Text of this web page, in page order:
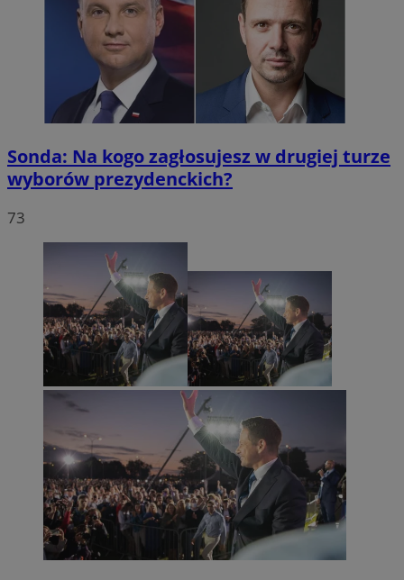
Sonda: Na kogo zagłosujesz w drugiej turze
wyborów prezydenckich?
73